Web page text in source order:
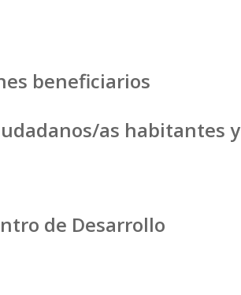
beneficiarios
as habitantes y
de Desarrollo